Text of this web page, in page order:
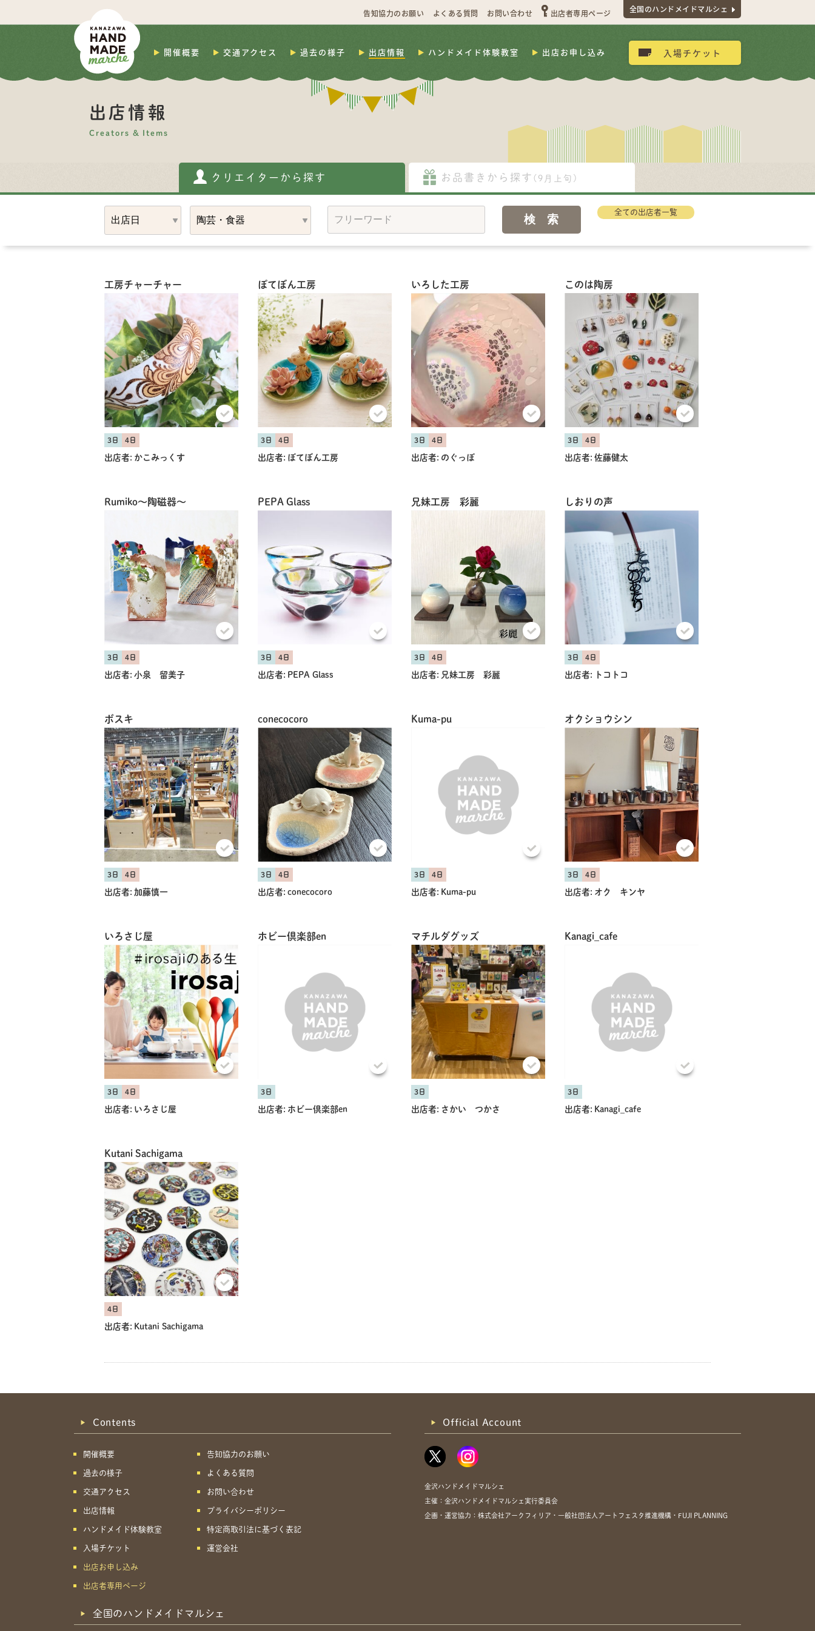
告知協力のお願い よくある質問 お問い合わせ 出店者専用ページ 全国のハンドメイドマルシェ
開催概要 交通アクセス 過去の様子 出店情報 ハンドメイド体験教室 出店お申し込み 入場チケット
出店情報
Creators & Items
クリエイターから探す お品書きから探す (9月上旬)
全ての出店者一覧
工房チャーチャー
3日 4日
出店者: かこみっくす
ぽてぼん工房
3日 4日
出店者: ぽてぼん工房
いろした工房
3日 4日
出店者: のぐっぽ
このは陶房
3日 4日
出店者: 佐藤健太
Rumiko〜陶磁器〜
3日 4日
出店者: 小泉 留美子
PEPA Glass
3日 4日
出店者: PEPA Glass
兄妹工房 彩麗
3日 4日
出店者: 兄妹工房 彩麗
しおりの声
3日 4日
出店者: トコトコ
ボスキ
3日 4日
出店者: 加藤慎一
conecocoro
3日 4日
出店者: conecocoro
Kuma-pu
3日 4日
出店者: Kuma-pu
オクショウシン
3日 4日
出店者: オク キンヤ
いろさじ屋
3日 4日
出店者: いろさじ屋
ホビー倶楽部en
3日
出店者: ホビー倶楽部en
マチルダグッズ
3日
出店者: さかい つかさ
Kanagi_cafe
3日
出店者: Kanagi_cafe
Kutani Sachigama
4日
出店者: Kutani Sachigama
共有方法を選択
Contents
開催概要
過去の様子
交通アクセス
出店情報
ハンドメイド体験教室
入場チケット
出店お申し込み
出店者専用ページ
告知協力のお願い
よくある質問
お問い合わせ
プライバシーポリシー
特定商取引法に基づく表記
運営会社
Official Account
金沢ハンドメイドマルシェ
主催：金沢ハンドメイドマルシェ実行委員会
企画・運営協力：株式会社アークフィリア・一般社団法人アートフェスタ推進機構・FUJI PLANNING
全国のハンドメイドマルシェ